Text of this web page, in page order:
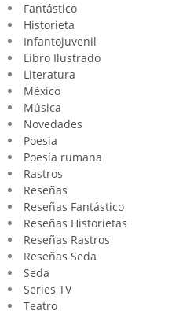
Fantástico
Historieta
Infantojuvenil
Libro Ilustrado
Literatura
México
Música
Novedades
Poesia
Poesía rumana
Rastros
Reseñas
Reseñas Fantástico
Reseñas Historietas
Reseñas Rastros
Reseñas Seda
Seda
Series TV
Teatro